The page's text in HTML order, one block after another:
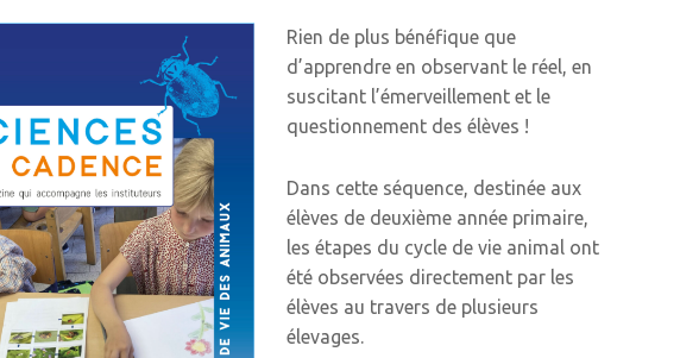
Rien de plus bénéfique que
d’apprendre en observant le réel, en
suscitant l’émerveillement et le
questionnement des élèves !
Dans cette séquence, destinée aux
élèves de deuxième année primaire,
les étapes du cycle de vie animal ont
été observées directement par les
élèves au travers de plusieurs
élevages.